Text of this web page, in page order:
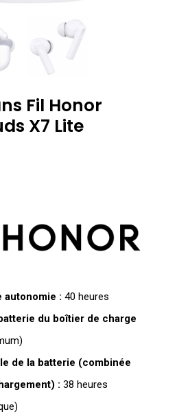
Fil Honor
X7 Lite
autonomie : 40 heures
du boîtier de charge
de la batterie (combinée
: 38 heures